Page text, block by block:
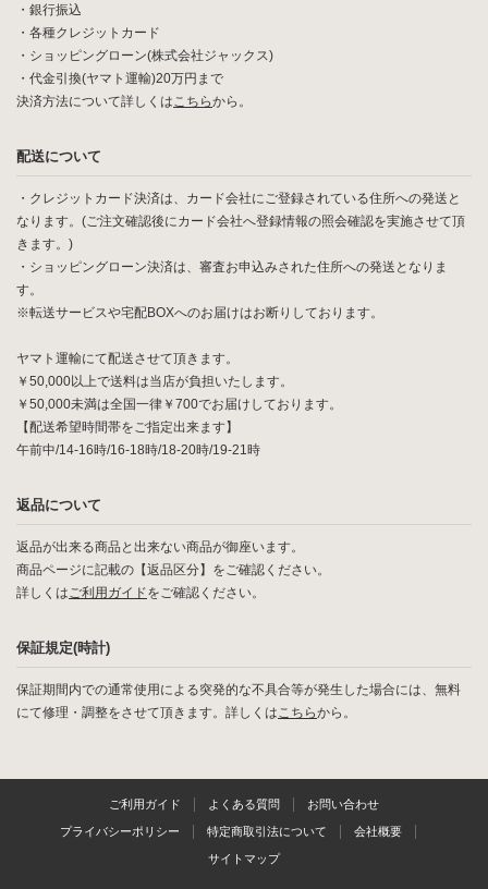
・銀行振込
・各種クレジットカード
・ショッピングローン(株式会社ジャックス)
・代金引換(ヤマト運輸)20万円まで
決済方法について詳しくはこちらから。
配送について
・クレジットカード決済は、カード会社にご登録されている住所への発送と
なります。(ご注文確認後にカード会社へ登録情報の照会確認を実施させて頂
きます。)
・ショッピングローン決済は、審査お申込みされた住所への発送となりま
す。
※転送サービスや宅配BOXへのお届けはお断りしております。
ヤマト運輸にて配送させて頂きます。
￥50,000以上で送料は当店が負担いたします。
￥50,000未満は全国一律￥700でお届けしております。
【配送希望時間帯をご指定出来ます】
午前中/14-16時/16-18時/18-20時/19-21時
返品について
返品が出来る商品と出来ない商品が御座います。
商品ページに記載の【返品区分】をご確認ください。
詳しくはご利用ガイドをご確認ください。
保証規定(時計)
保証期間内での通常使用による突発的な不具合等が発生した場合には、無料
にて修理・調整をさせて頂きます。詳しくはこちらから。
ご利用ガイド よくある質問 お問い合わせ
プライバシーポリシー 特定商取引法について 会社概要
サイトマップ